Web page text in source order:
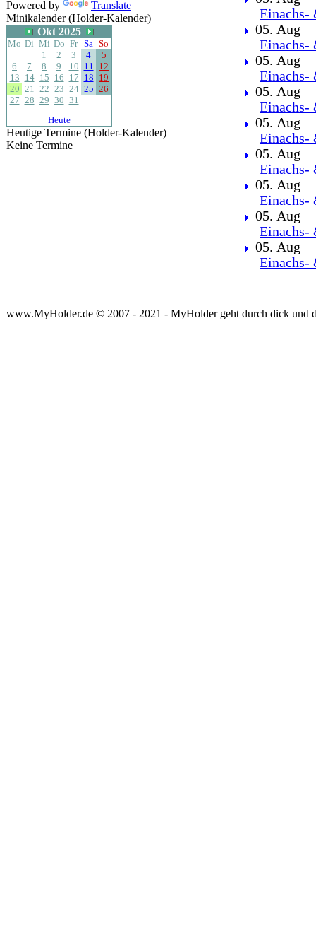
Powered by
Translate
Minikalender (Holder-Kalender)
Okt 2025
Mo Di Mi Do Fr Sa So
1
2 3 4
5
6
7 8 9 10 11 12
13 14 15 16 17 18 19
20 21 22 23 24 25 26
27 28 29 30 31
Heute
Heutige Termine (Holder-Kalender)
Keine Termine
Einachs-
05. Aug
Einachs-
05. Aug
Einachs-
05. Aug
Einachs-
05. Aug
Einachs-
05. Aug
Einachs-
05. Aug
Einachs-
05. Aug
Einachs-
05. Aug
Einachs-
www.MyHolder.de © 2007 - 2021 - MyHolder geht durch dick und